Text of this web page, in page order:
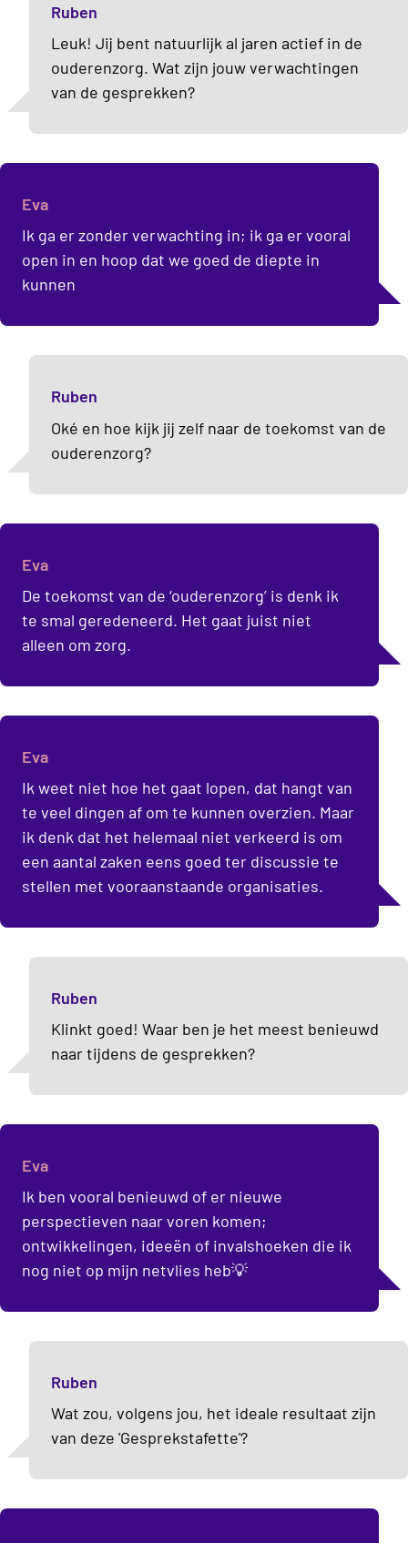
Ruben
Leuk! Jij bent natuurlijk al jaren actief in de
ouderenzorg. Wat zijn jouw verwachtingen
van de gesprekken?
Eva
Ik ga er zonder verwachting in; ik ga er vooral
open in en hoop dat we goed de diepte in
kunnen
Ruben
Oké en hoe kijk jij zelf naar de toekomst van de
ouderenzorg?
Eva
De toekomst van de ‘ouderenzorg’ is denk ik
te smal geredeneerd. Het gaat juist niet
alleen om zorg.
Eva
Ik weet niet hoe het gaat lopen, dat hangt van
te veel dingen af om te kunnen overzien. Maar
ik denk dat het helemaal niet verkeerd is om
een aantal zaken eens goed ter discussie te
stellen met vooraanstaande organisaties.
Ruben
Klinkt goed! Waar ben je het meest benieuwd
naar tijdens de gesprekken?
Eva
Ik ben vooral benieuwd of er nieuwe
perspectieven naar voren komen;
ontwikkelingen, ideeën of invalshoeken die ik
nog niet op mijn netvlies heb💡
Ruben
Wat zou, volgens jou, het ideale resultaat zijn
van deze 'Gesprekstafette'?